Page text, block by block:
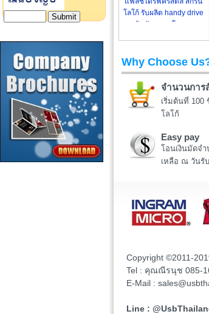
โลโก้ รับผลิต handy drive
คริสตัล ราคาโรงงาน
Why Choose
จำนวนการ
เริ่มต้นที่
โลโก้
Easy pay
โอนเงินมัดจ
เหลือ ณ วันรั
Copyright ©2011-
Tel : คุณณีรนุช 085-
E-Mail :
Line :